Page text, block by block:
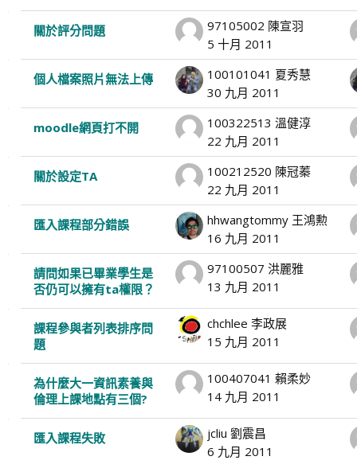
關於評分問題
97105002 陳宣羽
5 十月 2011
個人檔案照片無法上傳
100101041 夏秀慧
30 九月 2011
moodle網頁打不開
100322513 溫健淳
22 九月 2011
關於設定TA
100212520 陳冠蓁
22 九月 2011
匯入課程部分錯誤
hhwangtommy 王鴻勲
16 九月 2011
請問如果已畢業學生是
否仍可以擁有ta權限？
97100507 洪麗雅
13 九月 2011
課程參與者列表排序問
題
chchlee 李政展
15 九月 2011
為什麼大一資訊素養與
倫理上課地點有三個?
100407041 賴柔妙
14 九月 2011
匯入課程失敗
jcliu 劉震昌
6 九月 2011